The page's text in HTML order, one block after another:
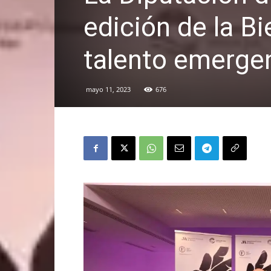
edición de la
talento
mayo 11, 2023 676